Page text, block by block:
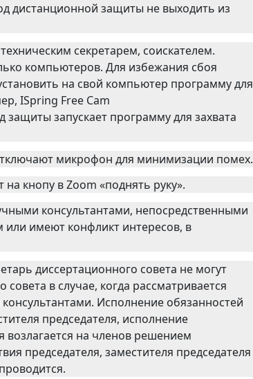
дистанционной защиты не выходить из
секретарем, соискателем.
компьютеров. Для избежания сбоя
на свой компьютер программу для
ISpring Free Cam
запускает программу для захвата
микрофон для минимизации помех.
кнопу в Zoom «поднять руку».
консультантами, непосредственными
или имеют конфликт интересов, в
диссертационного совета не могут
в случае, когда рассматривается
Исполнение обязанностей
председателя, исполнение
возлагается на членов решением
председателя, заместителя председателя